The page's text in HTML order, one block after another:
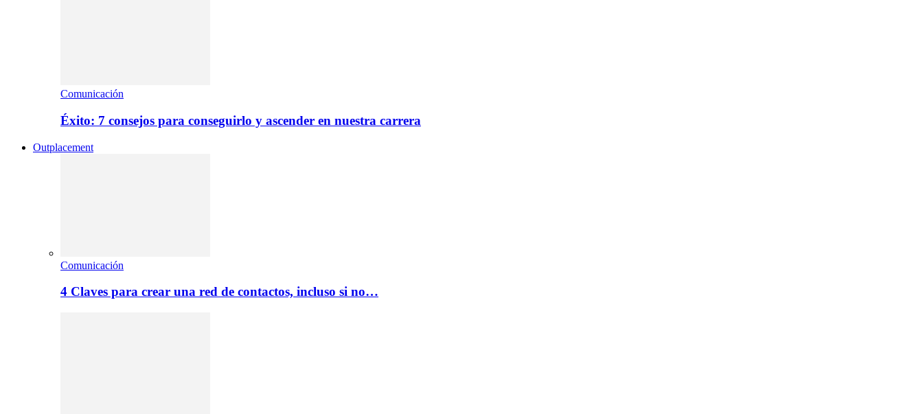
Comunicación
Éxito: 7 consejos para conseguirlo y ascender en nuestra carrera
Outplacement
Comunicación
4 Claves para crear una red de contactos, incluso si no…